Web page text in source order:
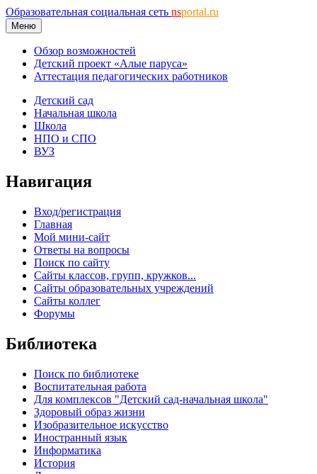
Образовательная социальная сеть nsportal.ru
Меню
Обзор возможностей
Детский проект «Алые паруса»
Аттестация педагогических работников
Детский сад
Начальная школа
Школа
НПО и СПО
ВУЗ
Навигация
Вход/регистрация
Главная
Мой мини-сайт
Ответы на вопросы
Поиск по сайту
Сайты классов, групп, кружков...
Сайты образовательных учреждений
Сайты коллег
Форумы
Библиотека
Поиск по библиотеке
Воспитательная работа
Для комплексов "Детский сад-начальная школа"
Здоровый образ жизни
Изобразительное искусство
Иностранный язык
Информатика
История